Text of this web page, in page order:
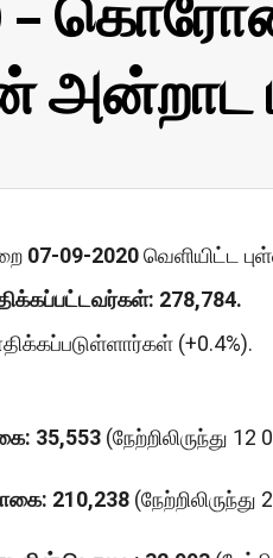
–
அன்றாட
07-09-2020வெளியிட்ட
278,784.
(+0.4%).
35,553 (நேற்றிலிருந்து 12
210,238 (நேற்றிலிருந்து